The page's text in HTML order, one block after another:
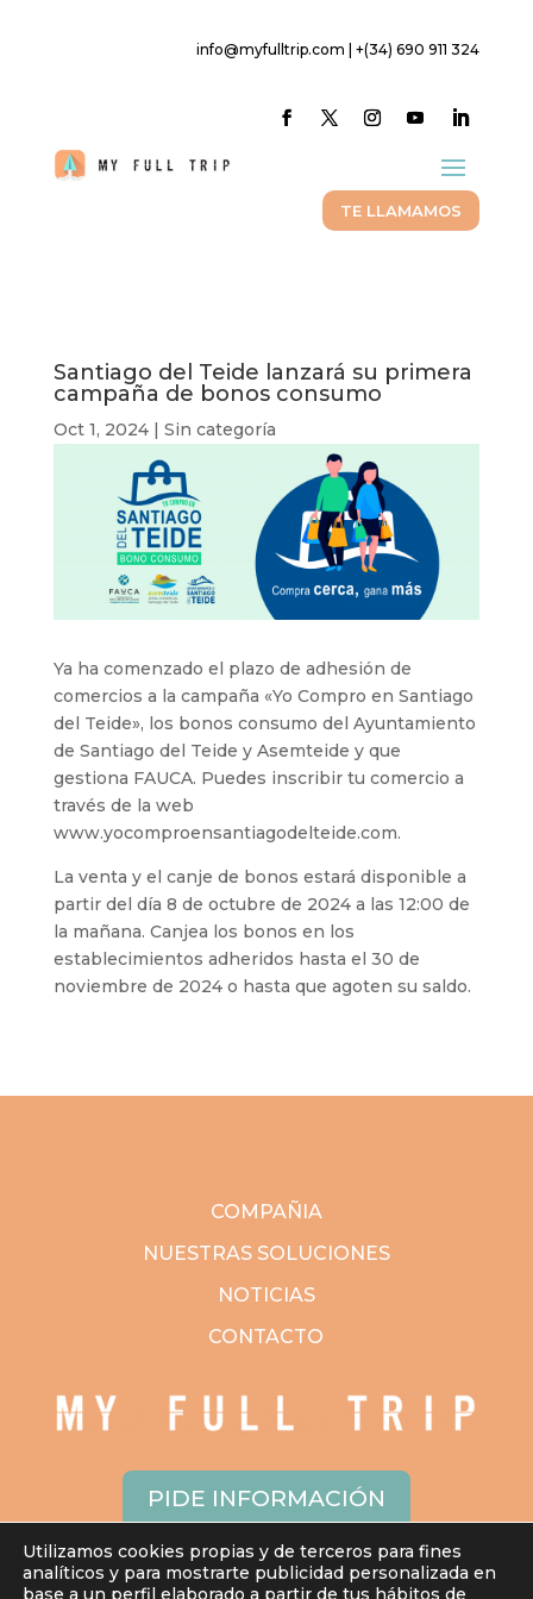
info@myfulltrip.com | +(34) 690 911 324
TE LLAMAMOS
Santiago del Teide lanzará su primera
campaña de bonos consumo
Oct 1, 2024| Sin categoría
Ya ha comenzado el plazo de adhesión de
comercios a la campaña «Yo Compro en Santiago
del Teide», los bonos consumo del Ayuntamiento
de Santiago del Teide y Asemteide y que
gestiona FAUCA. Puedes inscribir tu comercio a
través de la web
www.yocomproensantiagodelteide.com.
La venta y el canje de bonos estará disponible a
partir del día 8 de octubre de 2024 a las 12:00 de
la mañana. Canjea los bonos en los
establecimientos adheridos hasta el 30 de
noviembre de 2024 o hasta que agoten su saldo.
COMPAÑIA
NUESTRAS SOLUCIONES
NOTICIAS
CONTACTO
PIDE INFORMACIÓN
Utilizamos cookies propias y de terceros para fines
analíticos y para mostrarte publicidad personalizada en
base a un perfil elaborado a partir de tus hábitos de